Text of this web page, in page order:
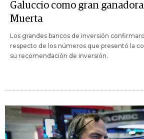
Galuccio como gran
Muerta
Los grandes bancos de inversión
respecto de los números que presentó la
su recomendación de inversión.